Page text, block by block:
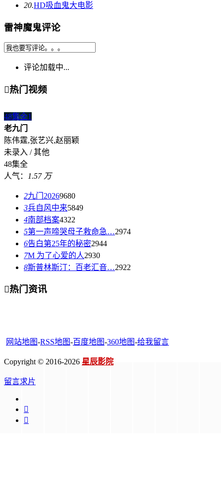
20.HD吸血鬼大电影
雷神魔鬼评论
评论加载中...
热门视频
48集全1
老九门
陈伟霆,张艺兴,赵丽颖
未录入 / 其他
48集全
人气：
1.57 万
2九门20269680
3兵自风中来5849
4南部档案4322
5第一声啼哭母子救命急…2974
6告白第25年的秘密2944
7M 为了心爱的人2930
8斯普林斯汀：百老汇音…2922
热门资讯
网站地图-RSS地图-百度地图-360地图-给我留言
Copyright © 2016-2026 星辰影院
留言求片

